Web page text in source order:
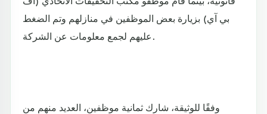
بي آي) بزيارة بعض الموظفين في منازلهم وتم الضغط
عليهم لجمع معلومات عن الشركة.
وفقًا للوثيقة، شارك ثمانية موظفين، العديد منهم من